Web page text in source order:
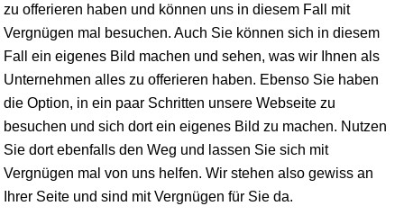
zu offerieren haben und können uns in diesem Fall mit
Vergnügen mal besuchen. Auch Sie können sich in diesem
Fall ein eigenes Bild machen und sehen, was wir Ihnen als
Unternehmen alles zu offerieren haben. Ebenso Sie haben
die Option, in ein paar Schritten unsere Webseite zu
besuchen und sich dort ein eigenes Bild zu machen. Nutzen
Sie dort ebenfalls den Weg und lassen Sie sich mit
Vergnügen mal von uns helfen. Wir stehen also gewiss an
Ihrer Seite und sind mit Vergnügen für Sie da.